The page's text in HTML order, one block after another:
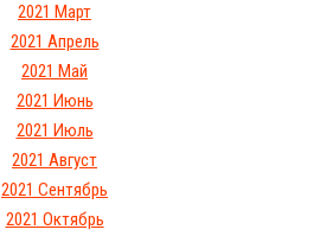
2021 Март
2021 Апрель
2021 Май
2021 Июнь
2021 Июль
2021 Август
2021 Сентябрь
2021 Октябрь